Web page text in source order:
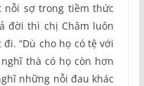
nỗi sợ trong tiềm thức
đời thì chị Châm luôn
“Dù cho họ có tệ với
thà có họ còn hơn
những nỗi đau khác